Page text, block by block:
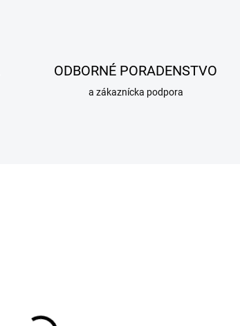
ODBORNÉ PORADENSTVO
a zákaznícka podpora